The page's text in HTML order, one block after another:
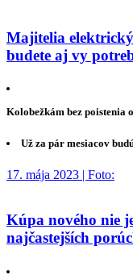
Majitelia
budete aj vy
Kolobežkám bez poistenia
Už za pár mesiacov
17. mája 2023 | Foto:
Kúpa nového nie
najčastejších